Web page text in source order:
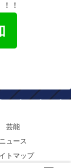
！
芸能
ニュース
トマップ